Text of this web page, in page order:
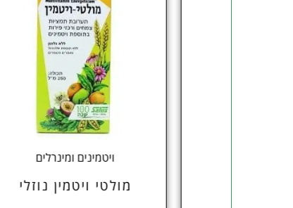
ויטמינים ומינרלים
מולטי ויטמין נוזלי